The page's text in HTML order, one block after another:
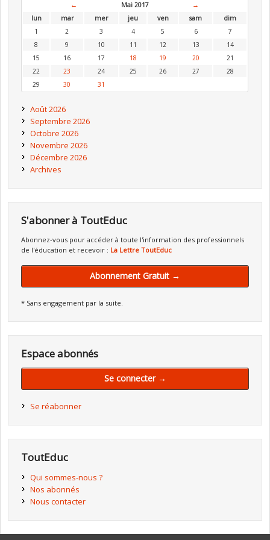
← Mai 2017
→
lun
mar mer jeu ven sam
dim
1
2 3 4 5 6
7
8
9 10 11 12 13
14
15
16 17 18 19 20
21
22
23 24 25 26 27
28
29
30 31
Août 2026
Septembre 2026
Octobre 2026
Novembre 2026
Décembre 2026
Archives
S'abonner à ToutEduc
Abonnez-vous pour accéder à toute l'information des professionnels
de l'éducation et recevoir : La Lettre ToutEduc
Abonnement Gratuit →
* Sans engagement par la suite.
Espace abonnés
Se connecter →
Se réabonner
ToutEduc
Qui sommes-nous ?
Nos abonnés
Nous contacter